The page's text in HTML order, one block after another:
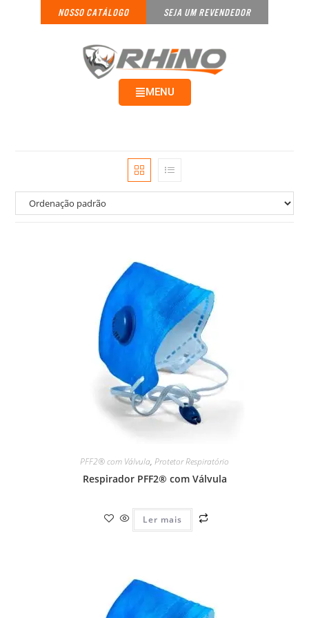
NOSSO CATÁLOGO SEJA UM REVENDEDOR
MENU
PFF2® com Válvula, Protetor Respiratório
Respirador PFF2® com Válvula
Ler mais